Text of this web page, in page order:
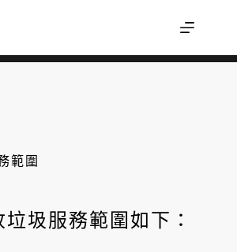
衣可以回收嗎？輕便雨衣怎麼丟才不
範圍
圾服務範圍如下：